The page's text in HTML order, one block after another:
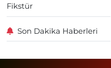
Fikstür
Son Dakika Haberleri